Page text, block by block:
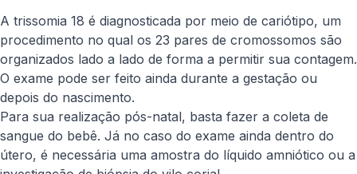
A trissomia 18 é diagnosticada por meio de cariótipo, um
procedimento no qual os 23 pares de cromossomos são
organizados lado a lado de forma a permitir sua contagem.
O exame pode ser feito ainda durante a gestação ou
depois do nascimento.
Para sua realização pós-natal, basta fazer a coleta de
sangue do bebê. Já no caso do exame ainda dentro do
útero, é necessária uma amostra do líquido amniótico ou a